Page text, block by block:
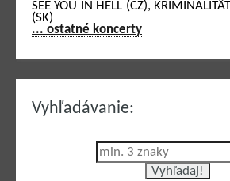
SEE YOU IN HELL (CZ),
(SK)
... ostatné koncerty
Vyhľadávanie: